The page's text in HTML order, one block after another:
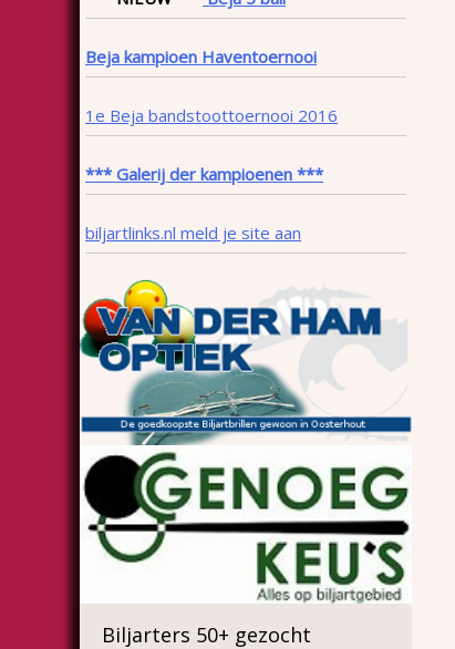
Beja kampioen Haventoernooi
1e Beja bandstoottoernooi 2016
*** Galerij der kampioenen ***
biljartlinks.nl meld je site aan
Biljarters 50+ gezocht